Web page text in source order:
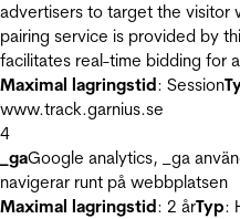
advertisers to target the visitor
pairing service is provided by
facilitates real-time bidding for
Maximal lagringstid: Session
www.track.garnius.se
4
_gaGoogle analytics, _ga
navigerar runt på webbplatsen
Maximal lagringstid: 2 årTyp: